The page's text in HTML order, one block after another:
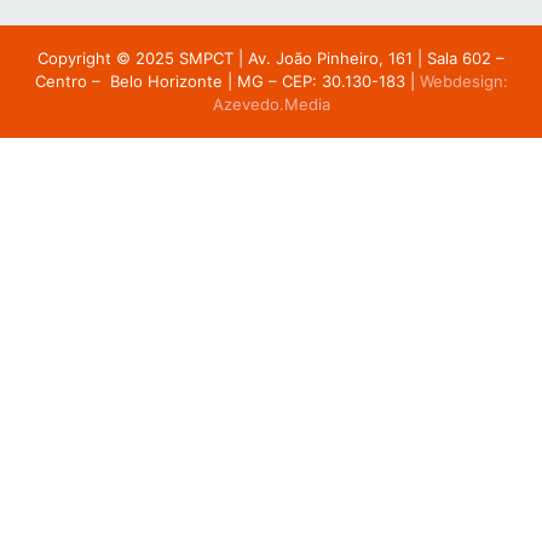
Copyright © 2025 SMPCT | Av. João Pinheiro, 161 | Sala 602 –
Centro – Belo Horizonte | MG – CEP: 30.130-183| Webdesign:
Azevedo.Media